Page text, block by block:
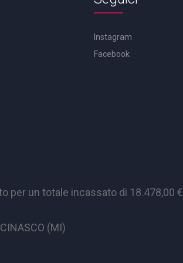
Instagram
Facebook
per un totale incassato di 18.478,00 €
(MI)